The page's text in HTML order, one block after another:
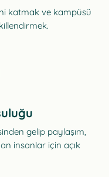
katmak ve kampüsü
gelip paylaşım,
insanlar için açık